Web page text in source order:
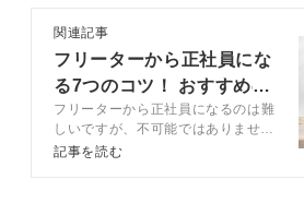
0
関連記事
フリーターから正社員にな
る7つのコツ！ おすすめの
職種も紹介
フリーターから正社員になるのは難
しいですが、不可能ではありませ
ん。記事では、フリーターから正社
記事を読む